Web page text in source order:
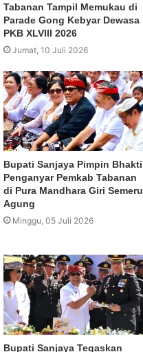
Tabanan Tampil Memukau di
Parade Gong Kebyar Dewasa
PKB XLVIII 2026
Jumat, 10 Juli 2026
Bupati Sanjaya Pimpin Bhakti
Penganyar Pemkab Tabanan
di Pura Mandhara Giri Semeru
Agung
Minggu, 05 Juli 2026
Bupati Sanjaya Tegaskan